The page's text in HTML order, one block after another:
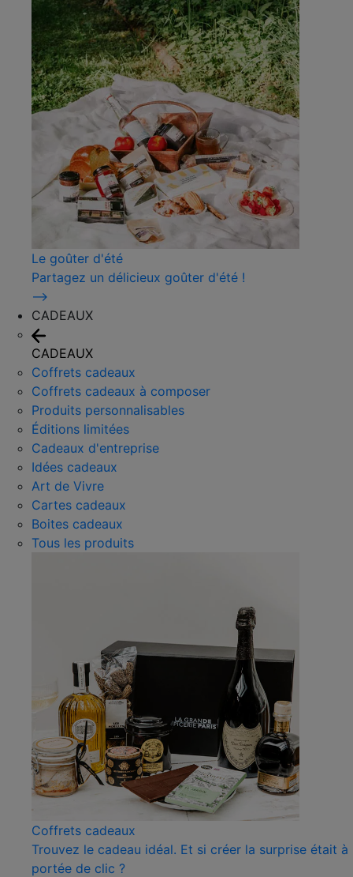
Le goûter d'été
Partagez un délicieux goûter d'été !
⟶
CADEAUX
CADEAUX
Coffrets cadeaux
Coffrets cadeaux à composer
Produits personnalisables
Éditions limitées
Cadeaux d'entreprise
Idées cadeaux
Art de Vivre
Cartes cadeaux
Boites cadeaux
Tous les produits
Coffrets cadeaux
Trouvez le cadeau idéal. Et si créer la surprise était à
portée de clic ?